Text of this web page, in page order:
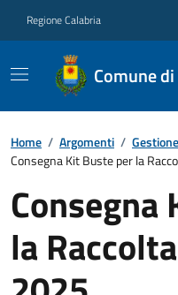
Regione Calabria
Comune
Home / Argomenti /
Consegna Kit Buste per la
Consegna
la